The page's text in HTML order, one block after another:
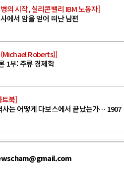
의 시작, 실리콘밸리 IBM 노동자]
에서 암을 얻어 떠난 남편
Roberts)]
1부: 주류 경제학
트북]
사는 어떻게 다보스에서 끝났는가… 1907